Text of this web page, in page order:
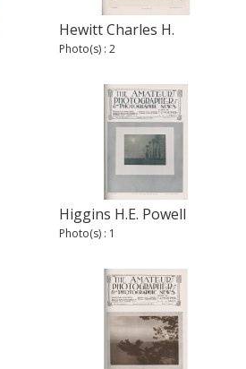
Hewitt Charles H.
Photo(s) : 2
Higgins H.E. Powell
Photo(s) : 1